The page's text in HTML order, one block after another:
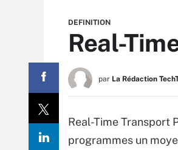
DEFINITION
Real-
par La Rédaction
Real-Time Transport
programmes un